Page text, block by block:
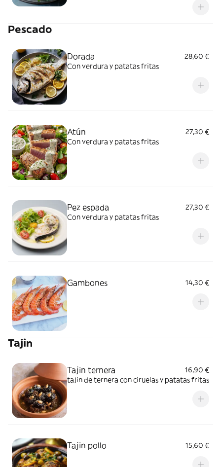
Pescado
Dorada
28,60 €
Con verdura y patatas fritas
Atún
27,30 €
Con verdura y patatas fritas
Pez espada
27,30 €
Con verdura y patatas fritas
Gambones 14,30 €
Tajin
Tajin ternera
16,90 €
tajin de ternera con ciruelas y patatas fritas
Tajin pollo 15,60 €